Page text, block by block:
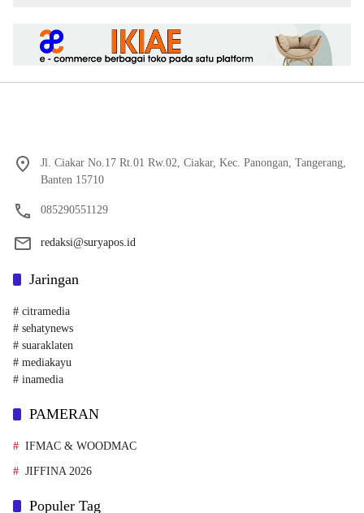
Jl. Ciakar No.17 Rt.01 Rw.02, Ciakar, Kec. Panongan, Tangerang,
Banten 15710
085290551129
redaksi@suryapos.id
Jaringan
# citramedia
# sehatynews
# suaraklaten
# mediakayu
# inamedia
PAMERAN
IFMAC & WOODMAC
JIFFINA 2026
Populer Tag